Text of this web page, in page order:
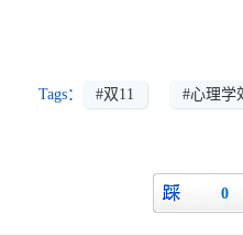
Tags： #双11 #心理学
0